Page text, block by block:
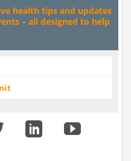
health tips and updates
– all designed to help